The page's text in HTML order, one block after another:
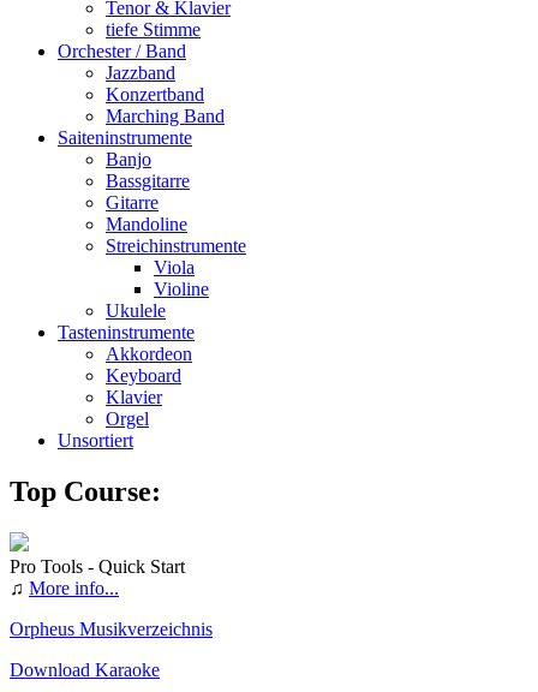
Tenor & Klavier
tiefe Stimme
Orchester / Band
Jazzband
Konzertband
Marching Band
Saiteninstrumente
Banjo
Bassgitarre
Gitarre
Mandoline
Streichinstrumente
Viola
Violine
Ukulele
Tasteninstrumente
Akkordeon
Keyboard
Klavier
Orgel
Unsortiert
Top Course:
Pro Tools - Quick Start
♫ More info...
Orpheus Musikverzeichnis
Download Karaoke